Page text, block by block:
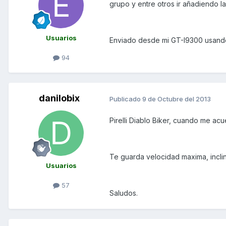
Usuarios
94
grupo y entre otros ir añadiendo
Enviado desde mi GT-I9300
danilobix
Usuarios
57
Publicado 9 de Octubre del 2013
Pirelli Diablo Biker, cuando me
Te guarda velocidad maxima,
Saludos.